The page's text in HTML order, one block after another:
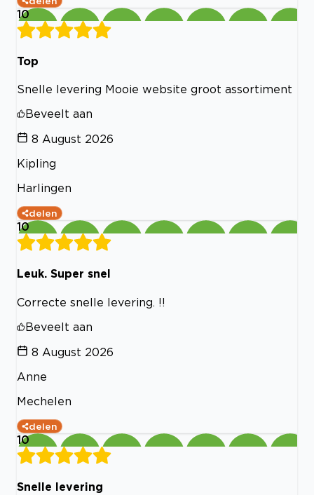
10
Top
Snelle levering Mooie website groot assortiment
Beveelt aan
8 August 2026
Kipling
Harlingen
delen
10
Leuk. Super snel
Correcte snelle levering. !!
Beveelt aan
8 August 2026
Anne
Mechelen
delen
10
Snelle levering